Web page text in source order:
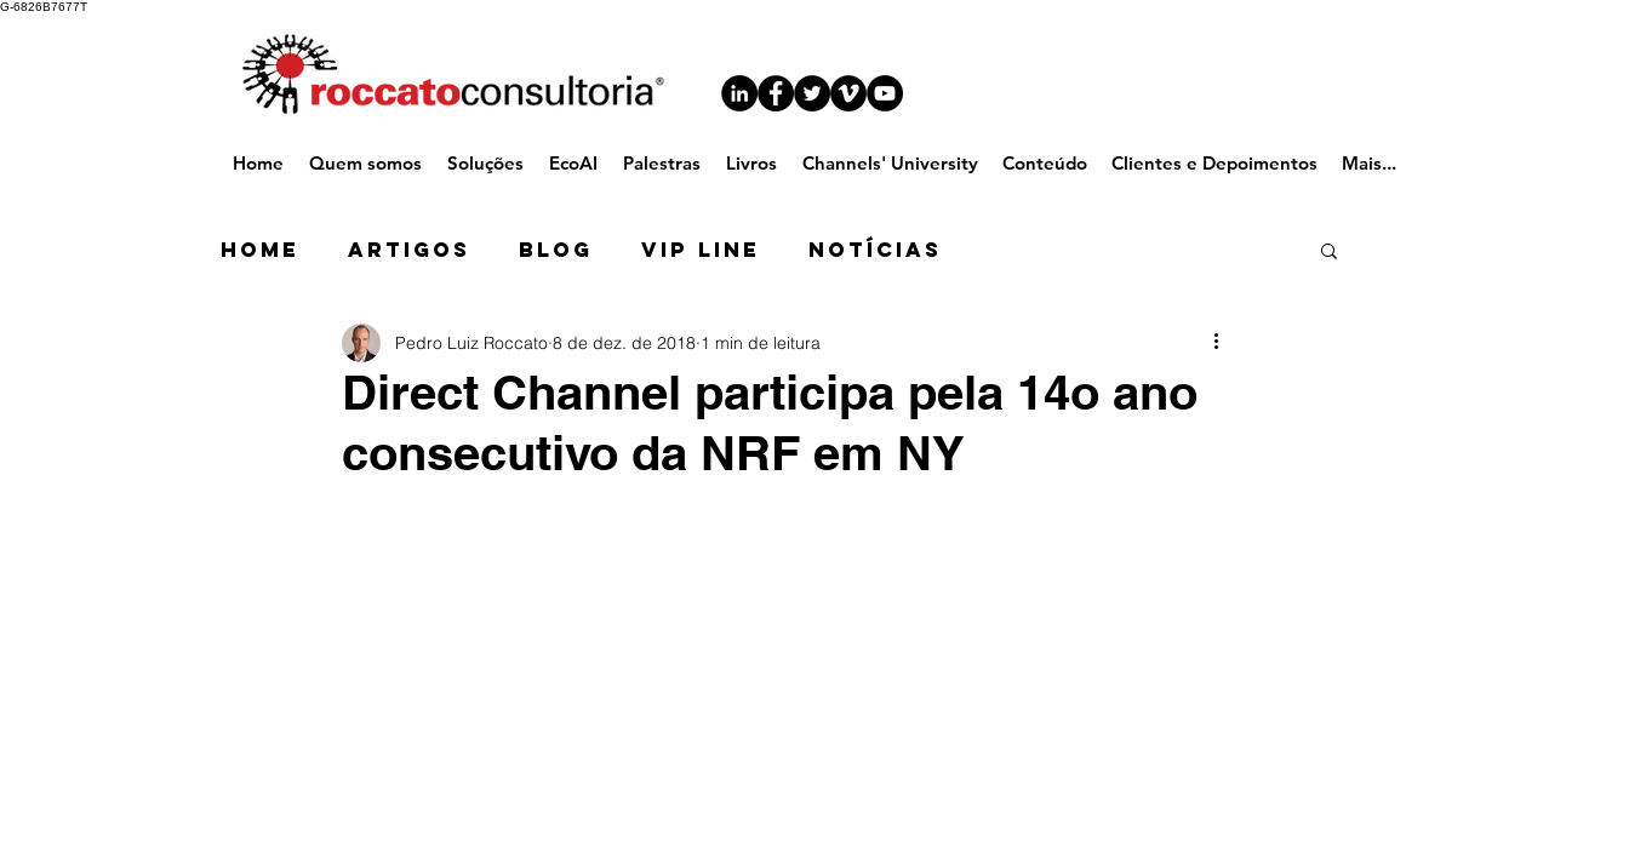
G-6826B7677T
Home Quem somos Soluções EcoAI Palestras Livros Channels' University Conteúdo Clientes e Depoimentos Mais...
Home Artigos Blog VIP Line Notícias
Direct Channel participa pela 14o ano
consecutivo da NRF em NY
Pedro Luiz Roccato 8 de dez. de 2018 1 min de leitura